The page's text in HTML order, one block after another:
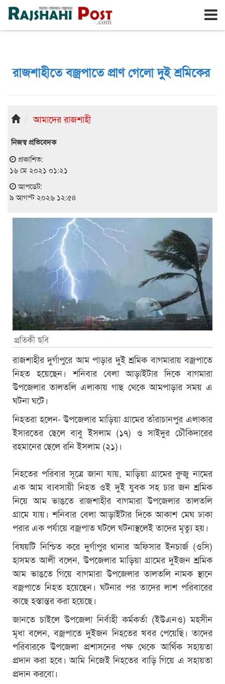
রাজশাহী রবিবার, ৯ই আগস্ট ২০২৬, ২৬শে শ্রাবণ ১৪৩৩
রাজশাহীতে বজ্রপাতে প্রাণ গেলো দুই শ্রমিকের
আমাদের রাজশাহী
নিজস্ব প্রতিবেদক
প্রকাশিত:
১৬ মে ২০২১ ০১:২১
আপডেট:
৯ আগস্ট ২০২৬ ১২:৫৪
প্রতিকী ছবি
রাজশাহীর দুর্গাপুরে আম পাড়ার দুই শ্রমিক বাগমারায় বজ্রপাতে
নিহত হয়েছেন। শনিবার বেলা আড়াইটার দিকে বাগমারা
উপজেলার তালতলি এলাকায় গাছ থেকে আমপাড়ার সময় এ
ঘটনা ঘটে।
নিহতরা হলেন- উপজেলার মাড়িয়া গ্রামের তাঁরাচানপুর এলাকার
ইসারতের ছেলে বাবু ইসলাম (১৭) ও সাইদুর চৌকিদারের
রহমানের ছেলে রনি ইসলাম (২১)।
নিহতের পরিবার সূত্রে জানা যায়, মাড়িয়া গ্রামের রুুজু নামের
এক আম ব্যবসায়ী নিহত ওই দুই যুবক সহ চার জন শ্রমিক
নিয়ে আম ভাঙতে রাজশাহীর বাগমারা উপজেলার তালতলি
গ্রামে যায়। শনিবার বেলা আড়াইটার দিকে আকাশ মেঘ ঢাকা
পরার এক পর্যায়ে বজ্রপাত ঘটলে ঘটনাস্থলেই তাদের মৃত্যু হয়।
বিষয়টি নিশ্চিত করে দুর্গাপুর থানার অফিসার ইনচার্জ (ওসি)
হাসমত আলী বলেন, উপজেলার মাড়িয়া গ্রামের দুইজন শ্রমিক
আম ভাঙতে গিয়ে বাগমারা উপজেলার তালতলি নামক স্থানে
বজ্রপাতে নিহত হয়েছেন। ঘটনার পর তাদের লাশ পরিবারের
কাছে হস্তান্তর করা হয়েছে।
জানতে চাইলে উপজেলা নির্বাহী কর্মকর্তা (ইউএনও) মহসীন
মৃধা বলেন, বজ্রপাতে দুইজন নিহতের খবর পেয়েছি। তাদের
পরিবারকে উপজেলা প্রশাসনের পক্ষ থেকে আর্থিক সহায়তা
প্রদান করা হবে। আমি নিজেই নিহতের বাড়ি গিয়ে এ সহায়তা
প্রদান করবো।